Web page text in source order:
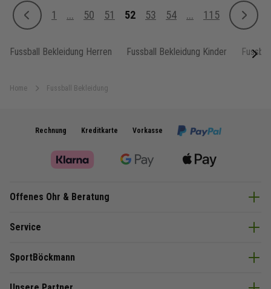
Home Fussball Bekleidung
Seite
ZurückSeite
1 ...
Seite
50
Seite
51
Sie lesen gerade Seite
52
Seite
53
Seite
54 ...
Seite
115
Weiter
Rechnung Kreditkarte Vorkasse
Offenes Ohr & Beratung
Service
SportBöckmann
Fussball Bekleidung Herren Fussball Bekleidung Kinder